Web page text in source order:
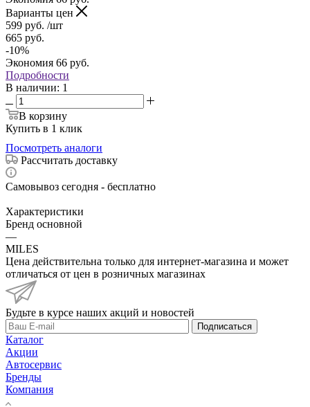
Варианты цен
599 руб. /шт
665 руб.
-10%
Экономия 66 руб.
Подробности
В наличии: 1
В корзину
Купить в 1 клик
Посмотреть аналоги
Рассчитать доставку
Самовывоз сегодня - бесплатно
Характеристики
Бренд основной
—
MILES
Цена действительна только для интернет-магазина и может
отличаться от цен в розничных магазинах
Будьте в курсе наших акций и новостей
Подписаться
Каталог
Акции
Автосервис
Бренды
Компания